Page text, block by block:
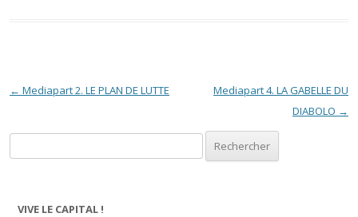
Navigation des articles
← Mediapart 2. LE PLAN DE LUTTE
Mediapart 4. LA GABELLE DU
DIABOLO →
VIVE LE CAPITAL !